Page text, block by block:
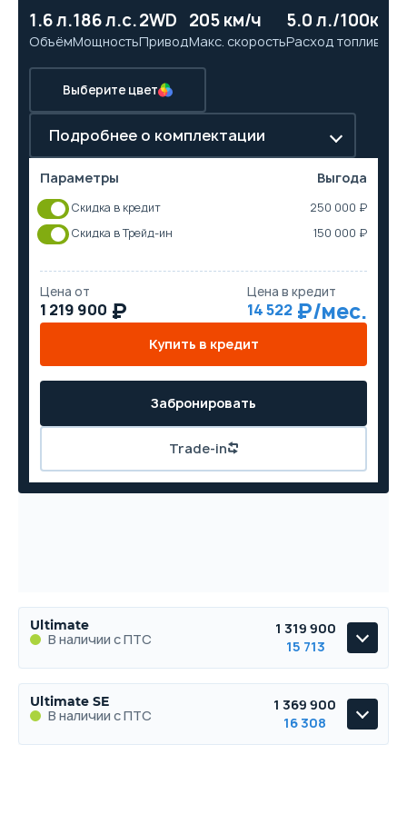
1.6 л.
Объём
186 л.с.
Мощность
2WD
Привод
205 км/ч
Макс. скорость
5.0 л./100км
Расход топлива
Выберите цвет
Подробнее о комплектации
Параметры Выгода
Скидка в кредит
250 000 ₽
Скидка в Трейд-ин
150 000 ₽
Цена от
1 219 900
Цена в кредит
14 522
Купить в кредит
Trade-in
Забронировать
Ultimate
В наличии с ПТС
1 319 900
15 713
Ultimate
В наличии с ПТС
Ultimate SE
В наличии с ПТС
1 369 900
16 308